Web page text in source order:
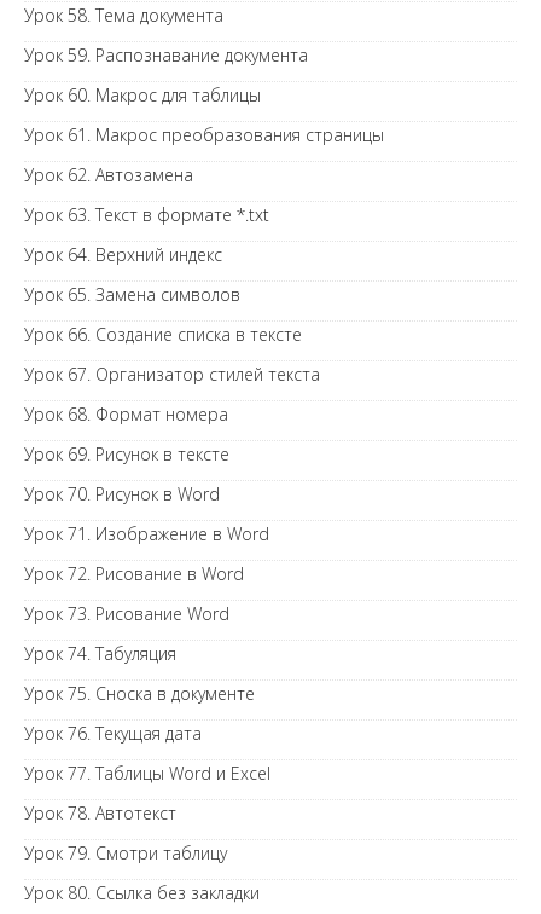
Урок 58. Тема документа
Урок 59. Распознавание документа
Урок 60. Макрос для таблицы
Урок 61. Макрос преобразования страницы
Урок 62. Автозамена
Урок 63. Текст в формате *.txt
Урок 64. Верхний индекс
Урок 65. Замена символов
Урок 66. Создание списка в тексте
Урок 67. Организатор стилей текста
Урок 68. Формат номера
Урок 69. Рисунок в тексте
Урок 70. Рисунок в Word
Урок 71. Изображение в Word
Урок 72. Рисование в Word
Урок 73. Рисование Word
Урок 74. Табуляция
Урок 75. Сноска в документе
Урок 76. Текущая дата
Урок 77. Таблицы Word и Excel
Урок 78. Автотекст
Урок 79. Смотри таблицу
Урок 80. Ссылка без закладки